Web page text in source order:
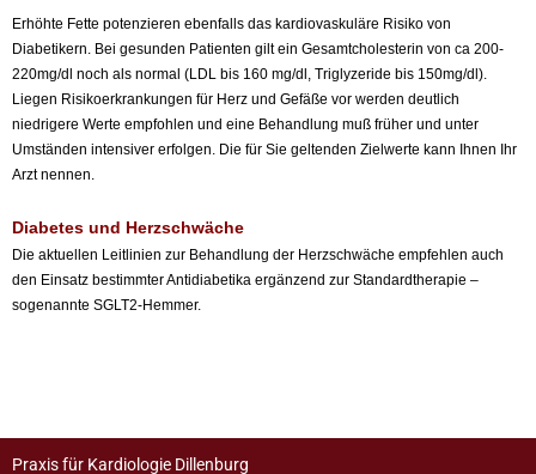
Erhöhte Fette potenzieren ebenfalls das kardiovaskuläre Risiko von
Diabetikern. Bei gesunden Patienten gilt ein Gesamtcholesterin von ca 200-
220mg/dl noch als normal (LDL bis 160 mg/dl, Triglyzeride bis 150mg/dl).
Liegen Risikoerkrankungen für Herz und Gefäße vor werden deutlich
niedrigere Werte empfohlen und eine Behandlung muß früher und unter
Umständen intensiver erfolgen. Die für Sie geltenden Zielwerte kann Ihnen Ihr
Arzt nennen.
Diabetes und Herzschwäche
Die aktuellen Leitlinien zur Behandlung der Herzschwäche empfehlen auch
den Einsatz bestimmter Antidiabetika ergänzend zur Standardtherapie –
sogenannte SGLT2-Hemmer.
Praxis für Kardiologie Dillenburg